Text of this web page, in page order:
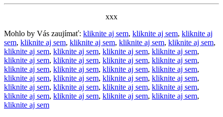
xxx
Mohlo by Vás zaujímať: kliknite aj sem, kliknite aj sem, kliknite aj
sem, kliknite aj sem, kliknite aj sem, kliknite aj sem, kliknite aj sem,
kliknite aj sem, kliknite aj sem, kliknite aj sem, kliknite aj sem,
kliknite aj sem, kliknite aj sem, kliknite aj sem, kliknite aj sem,
kliknite aj sem, kliknite aj sem, kliknite aj sem, kliknite aj sem,
kliknite aj sem, kliknite aj sem, kliknite aj sem, kliknite aj sem,
kliknite aj sem, kliknite aj sem, kliknite aj sem, kliknite aj sem,
kliknite aj sem, kliknite aj sem, kliknite aj sem, kliknite aj sem,
kliknite aj sem